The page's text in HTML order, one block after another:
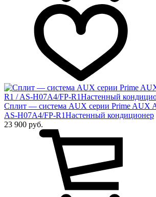
Сплит — система AUX серии Prime AUX
AS-H07A4/FP-R1Настенный кондиционер
23 900 руб.